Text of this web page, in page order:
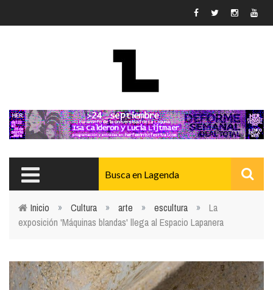
Usted está aquí
Inicio » Cultura » arte » escultura »
La
exposición 'Máquinas blandas' llega al Espacio Lapanera